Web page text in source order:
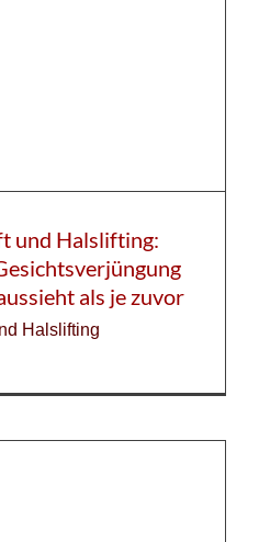
und Halslifting:
als je zuvor
Halslifting